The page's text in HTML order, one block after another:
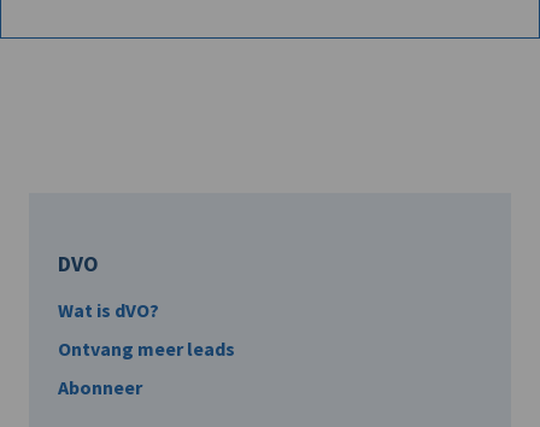
DVO
Wat is dVO?
Ontvang meer leads
Abonneer